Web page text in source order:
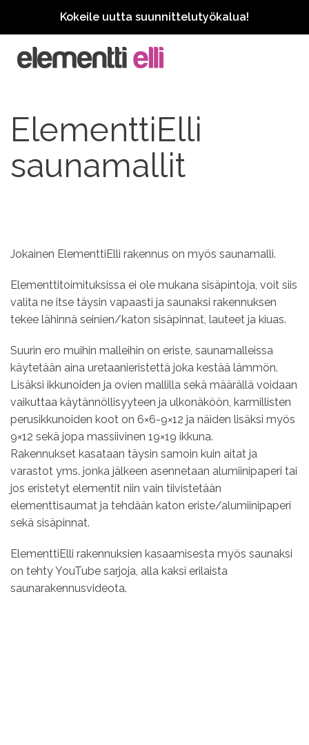
Kokeile uutta suunnittelutyökalua!
ElementtiElli
saunamallit
Jokainen ElementtiElli rakennus on myös saunamalli.
Elementtitoimituksissa ei ole mukana sisäpintoja, voit siis
valita ne itse täysin vapaasti ja saunaksi rakennuksen
tekee lähinnä seinien/katon sisäpinnat, lauteet ja kiuas.
Suurin ero muihin malleihin on eriste, saunamalleissa
käytetään aina uretaanieristettä joka kestää lämmön.
Lisäksi ikkunoiden ja ovien mallilla sekä määrällä voidaan
vaikuttaa käytännöllisyyteen ja ulkonäköön, karmillisten
perusikkunoiden koot on 6×6-9×12 ja näiden lisäksi myös
9×12 sekä jopa massiivinen 19×19 ikkuna.
Rakennukset kasataan täysin samoin kuin aitat ja
varastot yms. jonka jälkeen asennetaan alumiinipaperi tai
jos eristetyt elementit niin vain tiivistetään
elementtisaumat ja tehdään katon eriste/alumiinipaperi
sekä sisäpinnat.
ElementtiElli rakennuksien kasaamisesta myös saunaksi
on tehty YouTube sarjoja, alla kaksi erilaista
saunarakennusvideota.